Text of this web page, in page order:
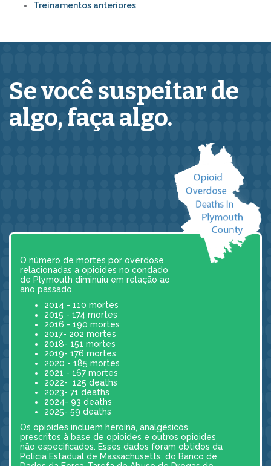
Treinamentos anteriores
Se você suspeitar de
algo,faça algo.
O número de mortes por overdose
relacionadas a opioides no condado
de Plymouth diminuiu em relação ao
ano passado.
2014 - 110 mortes
2015 - 174 mortes
2016 - 190 mortes
2017- 202 mortes
2018- 151 mortes
2019- 176 mortes
2020 - 185 mortes
2021 - 167 mortes
2022- 125 deaths
2023- 71 deaths
2024- 93 deaths
2025- 59 deaths
Os opioides incluem heroína, analgésicos
prescritos à base de opioides e outros opioides
não especificados. Esses dados foram obtidos da
Polícia Estadual de Massachusetts, do Banco de